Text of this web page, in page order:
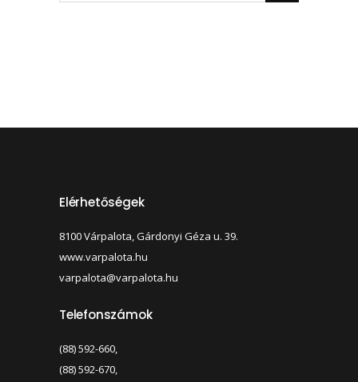
Elérhetőségek
8100 Várpalota, Gárdonyi Géza u. 39.
www.varpalota.hu
varpalota@varpalota.hu
Telefonszámok
(88) 592-660,
(88) 592-670,